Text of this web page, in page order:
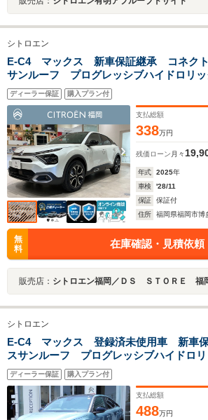
シトロエン
E-C4 マックス 新車保証継承 コネク
サンルーフ プログレッシブハイドロリ
バンストコンフォートシート シートヒ
ィブクルコン 自動ハイビームLED 後カ
ディーラー保証 購入プラン付
支払総額
338万円
残価ローン 月々
年式 2025年
車検
'28/11
保証
保証付
住所
福岡県福岡市博
無
料
在庫確認・見積依頼
販売店： シトロエン福岡／ＤＳ ＳＴＯＲＥ 福
シトロエン
E-C4 マックス 登録済未使用車 新車
スサンルーフ プログレッシブハイドロリ
ン アドバンストコンフォートシート シ
ー アクティブクルコン 自動ハイビーム
ラ
ディーラー保証 購入プラン付
支払総額
488万円